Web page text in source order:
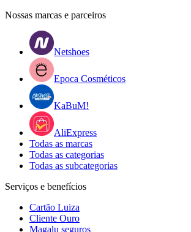
Nossas marcas e parceiros
Netshoes
Epoca Cosméticos
KaBuM!
AliExpress
Todas as marcas
Todas as categorias
Todas as subcategorias
Serviços e benefícios
Cartão Luiza
Cliente Ouro
Magalu seguros